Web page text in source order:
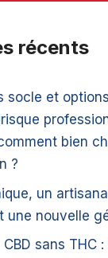
récents
socle et
bien
?
un
une nouvelle
CBD sans THC